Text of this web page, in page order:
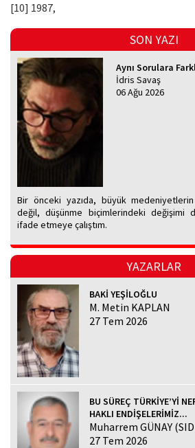
[10] 1987,
SON YAZI
Aynı Sorulara
İdris Savaş
06 Ağu 2026
Bir önceki yazıda, büyük
değil, düşünme biçimlerindeki değişimi
ifade etmeye çalıştım.
YAZARLAR
BAKİ YEŞİLOĞLU
M. Metin KAPLAN
27 Tem 2026
BU SÜREÇ TÜRKİYE’Yİ
HAKLI ENDİŞELERİMİZ...
Muharrem GÜNAY
27 Tem 2026